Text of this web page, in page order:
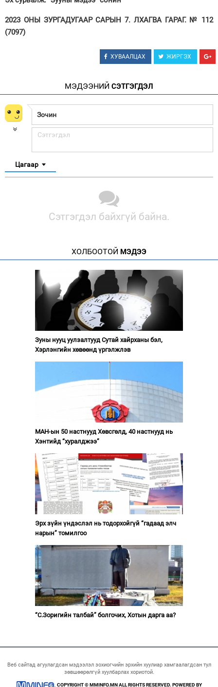
2023 ОНЫ ЗУРГАДУГААР САРЫН 7. ЛХАГВА ГАРАГ. № 112
(7097)
ХУВААЛЦАХ ЖИРГЭХ
МЭДЭЭНИЙ СЭТГЭГДЭЛ
Цагаар
Сэтгэгдэл байхгүй байна.
ХОЛБООТОЙ МЭДЭЭ
Зуны нууц уулзалтууд Сутай хайрханы бэл,
Хэрлэнгийн хөвөөнд үргэлжлэв
МАН-ын 50 настнууд Хөвсгөлд, 40 настнууд нь
Хэнтийд “хуралджээ”
Эрх зүйн үндэслэл нь тодорхойгүй “гадаад элч
нарын” томилгоо
“С.Зоригийн талбай” болгочих, Хотын дарга аа?
Веб сайтад агуулагдсан мэдээлэл зохиогчийн эрхийн хуулиар хамгаалагдсан тул
зөвшөөрөлгүй хуулбарлах хориотой.
COPYRIGHT © MMINFO.MN ALL RIGHTS RESERVED. POWERED BY